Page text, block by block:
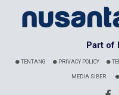
Part of
TENTANG PRIVACY POLICY
MEDIA SIBER